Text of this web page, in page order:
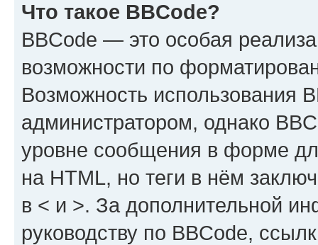
Что такое BBCode?
BBCode — это особая
возможности по
Возможность использования
администратором, однако
уровне сообщения в форме
на HTML, но теги в нём
в < и >. За дополнительной
руководству по BBCode,